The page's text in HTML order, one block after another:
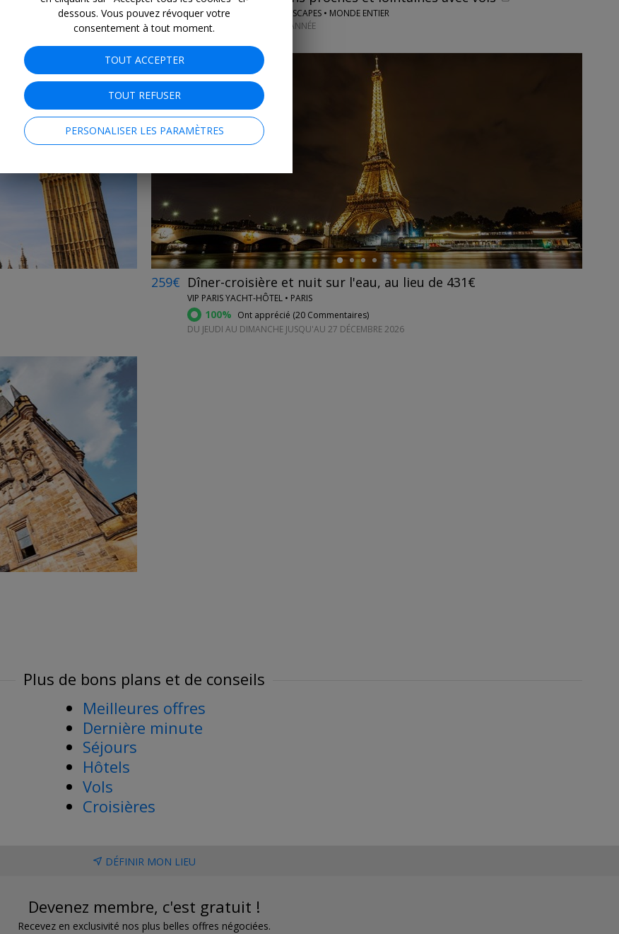
PERFECT ESCAPES • MONDE ENTIER
TOUTE L'ANNÉE
259€ Dîner-croisière et nuit sur l'eau, au lieu de 431€
VIP PARIS YACHT-HÔTEL • PARIS
100% Ont apprécié (20 Commentaires)
DU JEUDI AU DIMANCHE JUSQU'AU 27 DÉCEMBRE 2026
Plus de bons plans et de conseils
Meilleures offres
Dernière minute
Séjours
Hôtels
Vols
Croisières
DÉFINIR MON LIEU
Devenez membre, c'est gratuit !
Recevez en exclusivité nos plus belles offres négociées.
dessous. Vous pouvez révoquer votre
consentement à tout moment.
TOUT ACCEPTER
TOUT REFUSER
PERSONALISER LES PARAMÈTRES